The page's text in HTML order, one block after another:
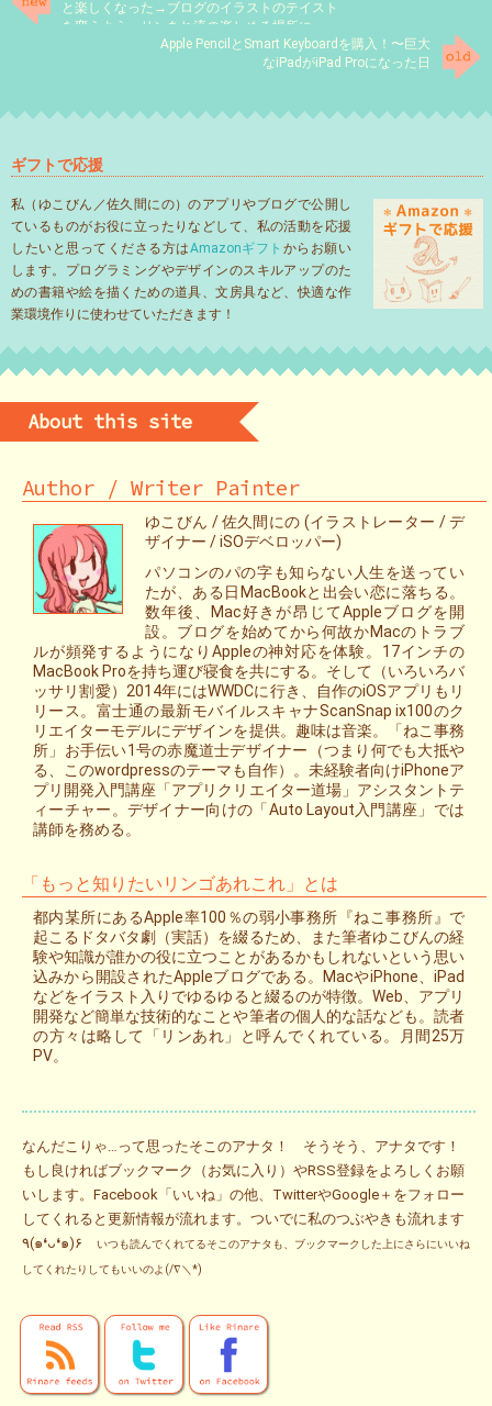
と楽しくなった→ブログのイラストのテイスト
を変えよう→リンあれ流の楽しめる場所に
Apple PencilとSmart Keyboardを購入！〜巨大
なiPadがiPad Proになった日
ギフトで応援
私（ゆこびん／佐久間にの）のアプリやブログで公開し
ているものがお役に立ったりなどして、私の活動を応援
したいと思ってくださる方はAmazonギフト からお願い
します。プログラミングやデザインのスキルアップのた
めの書籍や絵を描くための道具、文房具など、快適な作
業環境作りに使わせていただきます！
About this site
Author / Writer Painter
ゆこびん / 佐久間にの (イラストレーター / デ
ザイナー / iSOデベロッパー)
パソコンのパの字も知らない人生を送ってい
たが、ある日MacBookと出会い恋に落ちる。
数年後、Mac好きが昂じてAppleブログを開
設。ブログを始めてから何故かMacのトラブ
ルが頻発するようになりAppleの神対応を体験。17インチの
MacBook Proを持ち運び寝食を共にする。そして（いろいろバ
ッサリ割愛）2014年にはWWDCに行き、自作のiOSアプリもリ
リース。富士通の最新モバイルスキャナScanSnap ix100のク
リエイターモデルにデザインを提供。趣味は音楽。「ねこ事務
所」お手伝い1号の赤魔道士デザイナー（つまり何でも大抵や
る、このwordpressのテーマも自作）。未経験者向けiPhoneア
プリ開発入門講座「アプリクリエイター道場」アシスタントテ
ィーチャー。デザイナー向けの「Auto Layout入門講座」では
講師を務める。
「もっと知りたいリンゴあれこれ」とは
都内某所にあるApple率100％の弱小事務所『ねこ事務所』で
起こるドタバタ劇（実話）を綴るため、また筆者ゆこびんの経
験や知識が誰かの役に立つことがあるかもしれないという思い
込みから開設されたAppleブログである。MacやiPhone、iPad
などをイラスト入りでゆるゆると綴るのが特徴。Web、アプリ
開発など簡単な技術的なことや筆者の個人的な話なども。読者
の方々は略して「リンあれ」と呼んでくれている。月間25万
PV。
なんだこりゃ…って思ったそこのアナタ！ そうそう、アナタです！
もし良ければブックマーク（お気に入り）やRSS登録をよろしくお願
いします。Facebook「いいね」の他、TwitterやGoogle＋をフォロー
してくれると更新情報が流れます。ついでに私のつぶやきも流れます
٩(๑❛ᴗ❛๑)۶
いつも読んでくれてるそこのアナタも、ブックマークした上にさらにいいね
してくれたりしてもいいのよ(/∇＼*)